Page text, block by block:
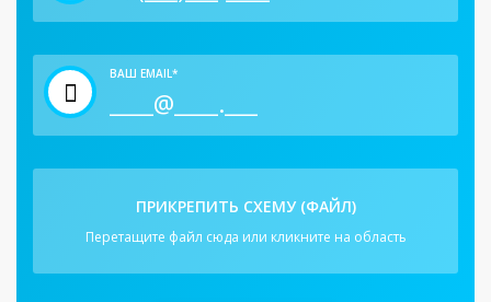
ВАШ EMAIL*
ПРИКРЕПИТЬ СХЕМУ (ФАЙЛ)
Перетащите файл сюда или кликните на область